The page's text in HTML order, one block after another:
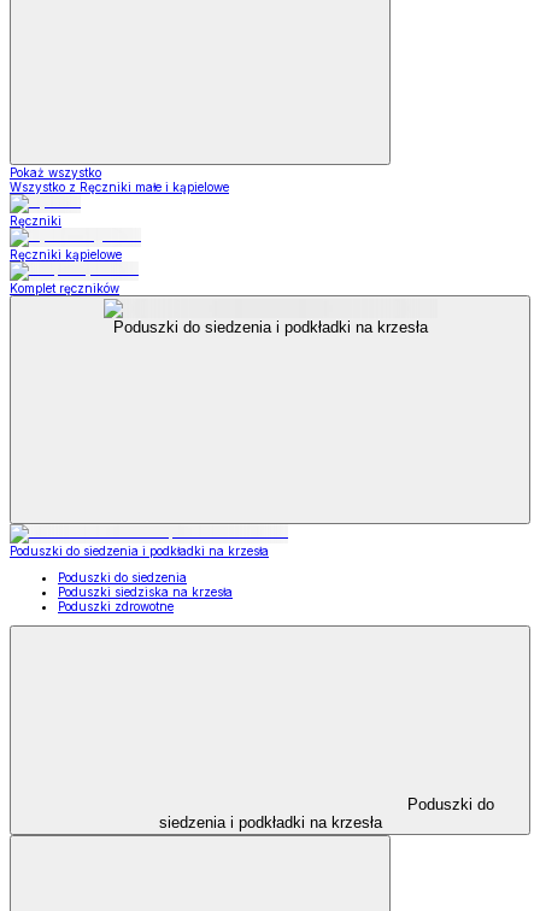
Pokaż wszystko
Wszystko z Ręczniki małe i kąpielowe
Ręczniki
Ręczniki kąpielowe
Komplet ręczników
Poduszki do siedzenia i podkładki na krzesła
Poduszki do siedzenia i podkładki na krzesła
Poduszki do siedzenia
Poduszki siedziska na krzesła
Poduszki zdrowotne
Poduszki do
siedzenia i podkładki na krzesła